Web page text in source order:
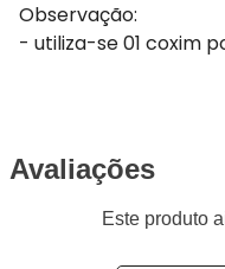
Observação:
- utiliza-se 01 coxim
Avaliações
Este produto